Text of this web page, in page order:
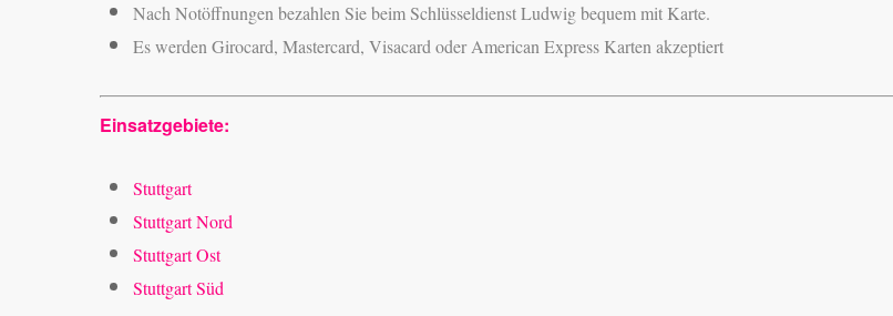
Nach Notöffnungen bezahlen Sie beim Schlüsseldienst Ludwig bequem mit Karte.
Es werden Girocard, Mastercard, Visacard oder American Express Karten akzeptiert
Einsatzgebiete:
Stuttgart
Stuttgart Nord
Stuttgart Ost
Stuttgart Süd